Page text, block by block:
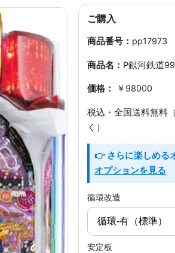
ご購入
商品番号： pp17973
商品名： P銀河鉄道
価格： ￥98000
税込・全国送料無料
く）
👉 さらに楽しめる
オプションを見る
循環改造
安定板